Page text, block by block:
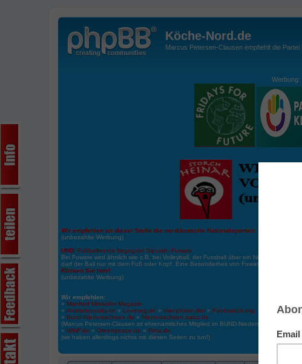
Köche-Nord.de
Marcus Petersen-Clausen empfiehlt die
Werbung:
Wir empfehlen an dieser Stelle die norddeutsche Nationalsportart:
(unbezahlte Werbung)
UND: Fußballtennis begegnet Squash: Fuwate
Bei Fuwate wird ähnlich wie z.B. bei Volleyball, der Fussball über ein Netz gespielt.
darf der Ball nur mit dem Fuß oder Kopf. Eine Besonderheit von Fuwate ist, dass der
Klicken Sie hier!
(unbezahlte Werbung)
Wir empfehlen:
» Manfred Mistkäfer Magazin
» Animalequality.de » Loveveg.de » Vier-pfoten.de/ » Foodwatch.org
» Bund-Niedersachsen.de » Niedersachsen.nabu.de
(Marcus Petersen-Clausen ist ehrenamtliches Mitglied im BUND-Niedersachsen und
» WWF.de » Greenpeace.de » Peta.de
(wir haben allerdings nichts mit diesen Seiten zu tun!)